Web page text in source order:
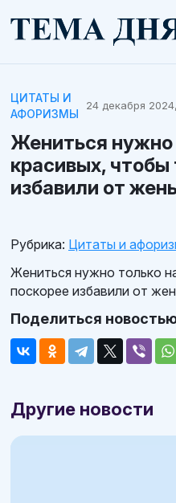
ЦИТАТЫ И
АФОРИЗМЫ
24 декабря
Жениться нужно
красивых, чтобы
избавили от
Рубрика: Цитаты и
Жениться нужно только
поскорее избавили от
Поделиться
Другие новости